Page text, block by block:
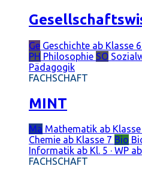
Ge Geschichte ab Klasse 6
PH Philosophie SO
Pädagogik
FACHSCHAFT
MINT
Ma Mathematik ab
Chemie ab Klasse 7 Bio
Informatik ab Kl. 5 · WP
FACHSCHAFT